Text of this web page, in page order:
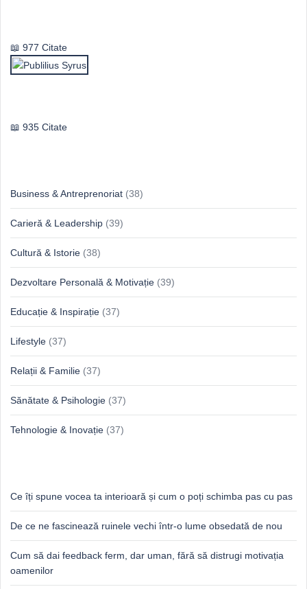
977 Citate
935 Citate
Business & Antreprenoriat (38)
Carieră & Leadership (39)
Cultură & Istorie (38)
Dezvoltare Personală & Motivație (39)
Educație & Inspirație (37)
Lifestyle (37)
Relații & Familie (37)
Sănătate & Psihologie (37)
Tehnologie & Inovație (37)
Ce îți spune vocea ta interioară și cum o poți schimba pas cu pas
De ce ne fascinează ruinele vechi într-o lume obsedată de nou
Cum să dai feedback ferm, dar uman, fără să distrugi motivația
oamenilor